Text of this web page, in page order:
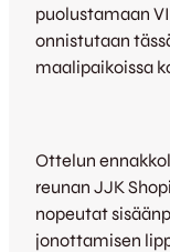
puolustamaan
onnistutaan
maalipaikoissa
Ottelun
reunan JJK
nopeutat
jonottamisen